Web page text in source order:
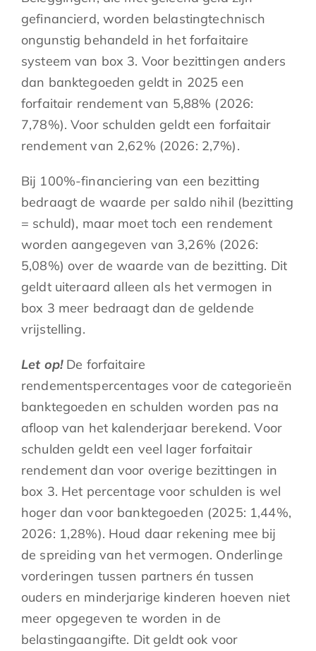
gefinancierd, worden belastingtechnisch
ongunstig behandeld in het forfaitaire
systeem van box 3. Voor bezittingen anders
dan banktegoeden geldt in 2025 een
forfaitair rendement van 5,88% (2026:
7,78%). Voor schulden geldt een forfaitair
rendement van 2,62% (2026: 2,7%).
Bij 100%-financiering van een bezitting
bedraagt de waarde per saldo nihil (bezitting
= schuld), maar moet toch een rendement
worden aangegeven van 3,26% (2026:
5,08%) over de waarde van de bezitting. Dit
geldt uiteraard alleen als het vermogen in
box 3 meer bedraagt dan de geldende
vrijstelling.
Let op! De forfaitaire
rendementspercentages voor de categorieën
banktegoeden en schulden worden pas na
afloop van het kalenderjaar berekend. Voor
schulden geldt een veel lager forfaitair
rendement dan voor overige bezittingen in
box 3. Het percentage voor schulden is wel
hoger dan voor banktegoeden (2025: 1,44%,
2026: 1,28%). Houd daar rekening mee bij
de spreiding van het vermogen. Onderlinge
vorderingen tussen partners én tussen
ouders en minderjarige kinderen hoeven niet
meer opgegeven te worden in de
belastingaangifte. Dit geldt ook voor